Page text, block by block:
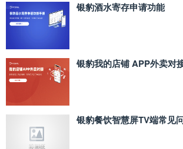
银豹酒水寄存申请功能
银豹我的店铺 APP外卖对
银豹餐饮智慧屏TV端常见